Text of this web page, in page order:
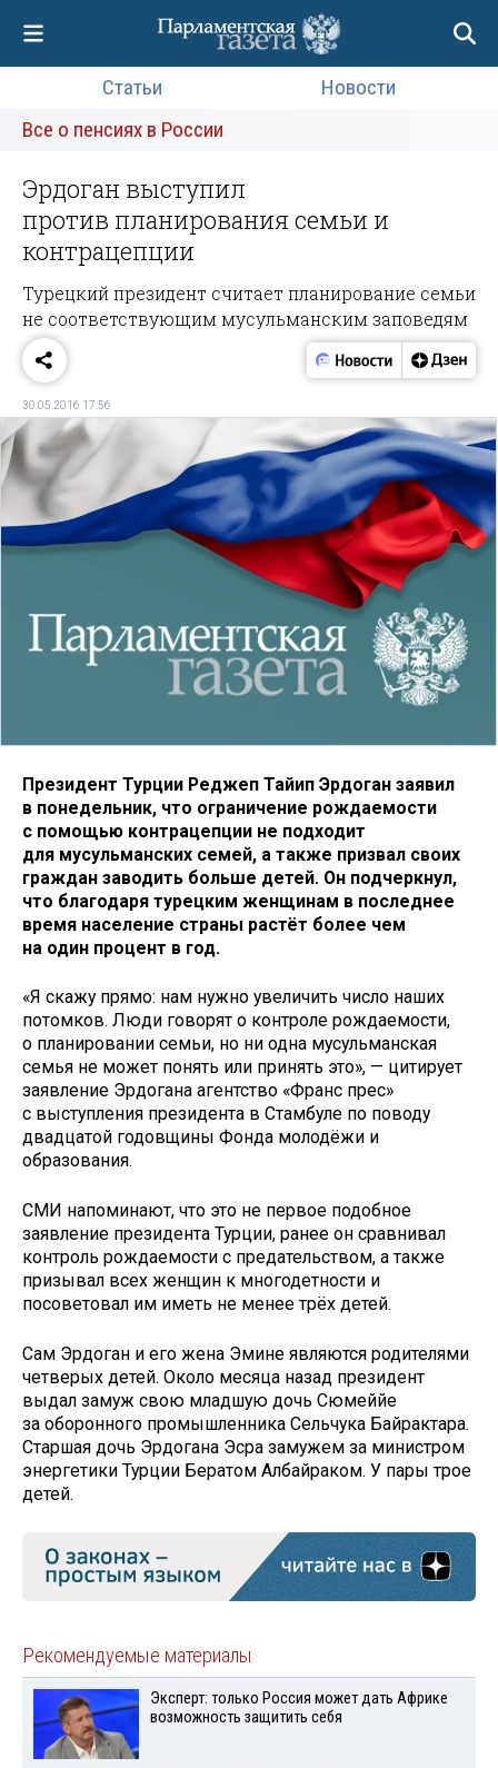
Статьи
Новости
Все о пенсиях в России
Эрдоган выступил
против планирования семьи и
контрацепции
Турецкий президент считает планирование семьи
не соответствующим мусульманским заповедям
30.05.2016 17:56
Президент Турции Реджеп Тайип Эрдоган заявил
в понедельник, что ограничение рождаемости
с помощью контрацепции не подходит
для мусульманских семей, а также призвал своих
граждан заводить больше детей. Он подчеркнул,
что благодаря турецким женщинам в последнее
время население страны растёт более чем
на один процент в год.
«Я скажу прямо: нам нужно увеличить число наших
потомков. Люди говорят о контроле рождаемости,
о планировании семьи, но ни одна мусульманская
семья не может понять или принять это», — цитирует
заявление Эрдогана агентство «Франс прес»
с выступления президента в Стамбуле по поводу
двадцатой годовщины Фонда молодёжи и
образования.
СМИ напоминают, что это не первое подобное
заявление президента Турции, ранее он сравнивал
контроль рождаемости с предательством, а также
призывал всех женщин к многодетности и
посоветовал им иметь не менее трёх детей.
Сам Эрдоган и его жена Эмине являются родителями
четверых детей. Около месяца назад президент
выдал замуж свою младшую дочь Сюмеййе
за оборонного промышленника Сельчука Байрактара.
Старшая дочь Эрдогана Эсра замужем за министром
энергетики Турции Бератом Албайраком. У пары трое
детей.
Рекомендуемые материалы
Эксперт: только Россия может дать Африке
возможность защитить себя